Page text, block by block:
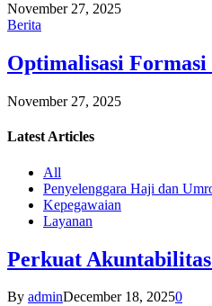
November 27, 2025
Berita
Optimalisasi
November 27, 2025
Latest Articles
All
Penyelenggara Haji dan
Kepegawaian
Layanan
Perkuat
By adminDecember 18, 20250